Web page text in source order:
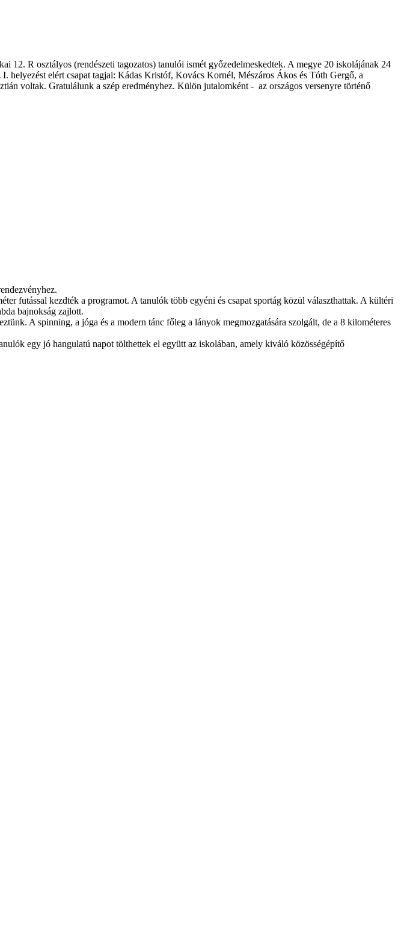
12. R osztályos (rendészeti tagozatos) tanulói ismét győzedelmeskedtek. A megye 20 iskolájának 24
helyezést elért csapat tagjai: Kádas Kristóf, Kovács Kornél, Mészáros Ákos és Tóth Gergő, a
voltak. Gratulálunk a szép eredményhez. Külön jutalomként - az országos versenyre történő
futással kezdték a programot. A tanulók több egyéni és csapat sportág közül választhattak. A kültéri
bajnokság zajlott.
A spinning, a jóga és a modern tánc főleg a lányok megmozgatására szolgált, de a 8 kilométeres
egy jó hangulatú napot tölthettek el együtt az iskolában, amely kiváló közösségépítő